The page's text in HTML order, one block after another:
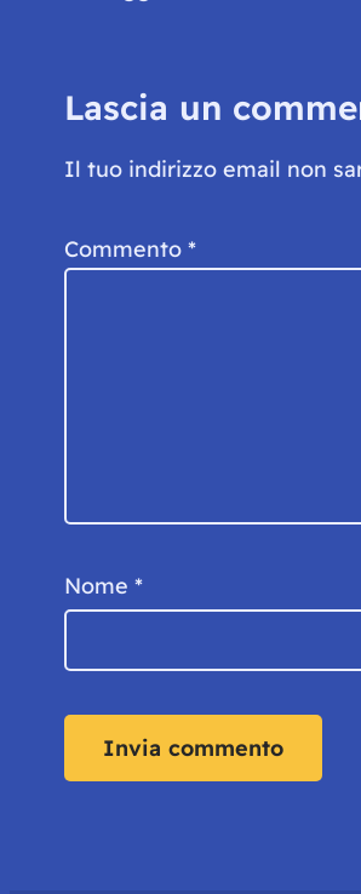
Lascia un
Il tuo indirizzo email non
Commento *
Nome *